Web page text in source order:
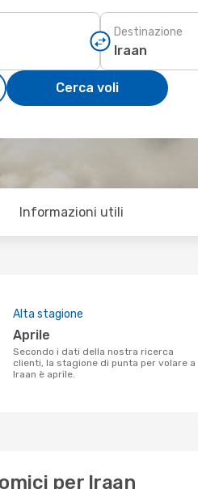
Destinazione
Cerca voli
Informazioni utili
Alta stagione
aprile
Secondo i dati della nostra ricerca
clienti, la stagione di punta per volare a
Iraan è aprile.
per Iraan